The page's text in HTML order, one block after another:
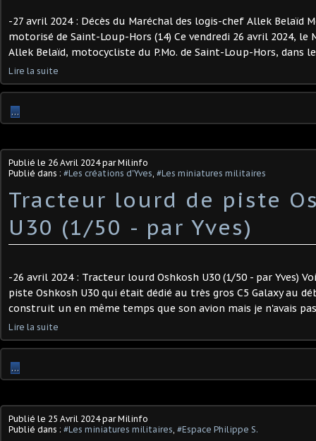
-27 avril 2024 : Décès du Maréchal des logis-chef Allek Belaïd
motorisé de Saint-Loup-Hors (14) Ce vendredi 26 avril 2024, le
Allek Belaïd, motocycliste du P.Mo. de Saint-Loup-Hors, dans
Lire la suite
…
Publié le 26 Avril 2024par Milinfo
Publié dans : #Les créations d'Yves, #Les miniatures militaires
Tracteur lourd de piste
U30 (1/50 - par Yves) ​
-26 avril 2024 : Tracteur lourd Oshkosh U30 (1/50 - par Yves)
piste Oshkosh U30 qui était dédié au très gros C5 Galaxy au
construit un en même temps que son avion mais je n'avais
Lire la suite
…
Publié le 25 Avril 2024par Milinfo
Publié dans : #Les miniatures militaires, #Espace Philippe S.